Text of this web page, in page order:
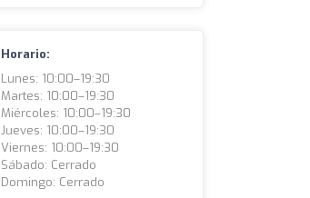
Horario:
Lunes: 10:00–19:30
Martes: 10:00–19:30
Miércoles: 10:00–19:30
Jueves: 10:00–19:30
Viernes: 10:00–19:30
Sábado: Cerrado
Domingo: Cerrado